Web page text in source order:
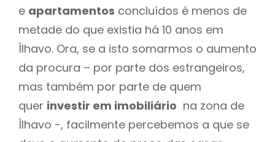
e apartamentos concluídos é menos de
metade do que existia há 10 anos em
Ílhavo. Ora, se a isto somarmos o aumento
da procura – por parte dos estrangeiros,
mas também por parte de quem
quer investir em imobiliário na zona de
Ílhavo -, facilmente percebemos a que se